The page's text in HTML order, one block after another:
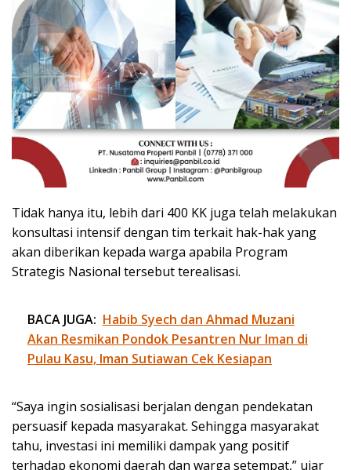
Tidak hanya itu, lebih dari 400 KK juga telah melakukan
konsultasi intensif dengan tim terkait hak-hak yang
akan diberikan kepada warga apabila Program
Strategis Nasional tersebut terealisasi.
BACA JUGA: Habib Syech dan Ahmad Muzani
Akan Resmikan Pondok Pesantren Nur Iman di
Pulau Kasu, Iman Sutiawan Cek Kesiapan
“Saya ingin sosialisasi berjalan dengan pendekatan
persuasif kepada masyarakat. Sehingga masyarakat
tahu, investasi ini memiliki dampak yang positif
terhadap ekonomi daerah dan warga setempat,” ujar